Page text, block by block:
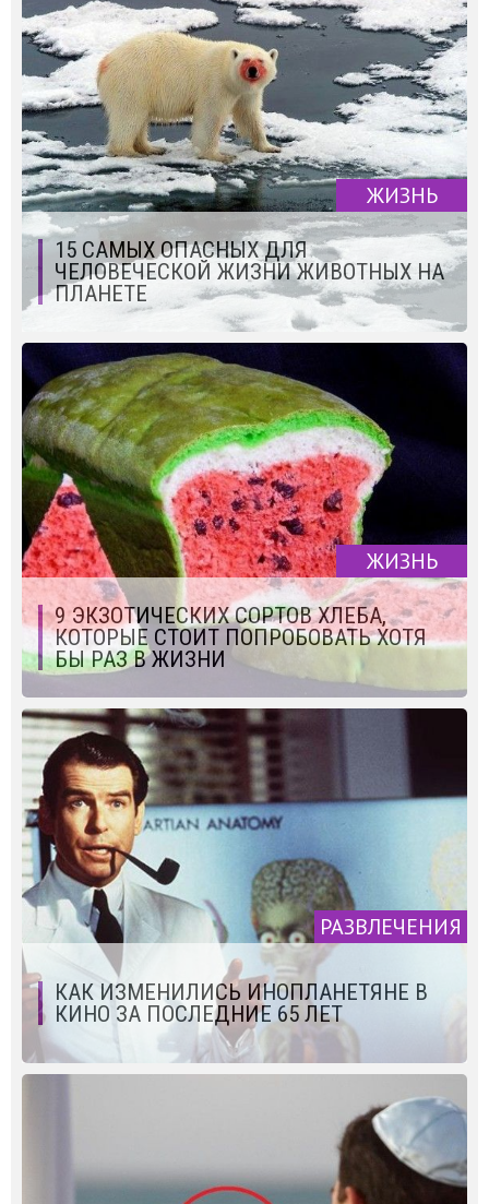
ЖИЗНЬ
15 САМЫХ ОПАСНЫХ ДЛЯ
ЧЕЛОВЕЧЕСКОЙ ЖИЗНИ ЖИВОТНЫХ НА
ПЛАНЕТЕ
ЖИЗНЬ
9 ЭКЗОТИЧЕСКИХ СОРТОВ ХЛЕБА,
КОТОРЫЕ СТОИТ ПОПРОБОВАТЬ ХОТЯ
БЫ РАЗ В ЖИЗНИ
РАЗВЛЕЧЕНИЯ
КАК ИЗМЕНИЛИСЬ ИНОПЛАНЕТЯНЕ В
КИНО ЗА ПОСЛЕДНИЕ 65 ЛЕТ